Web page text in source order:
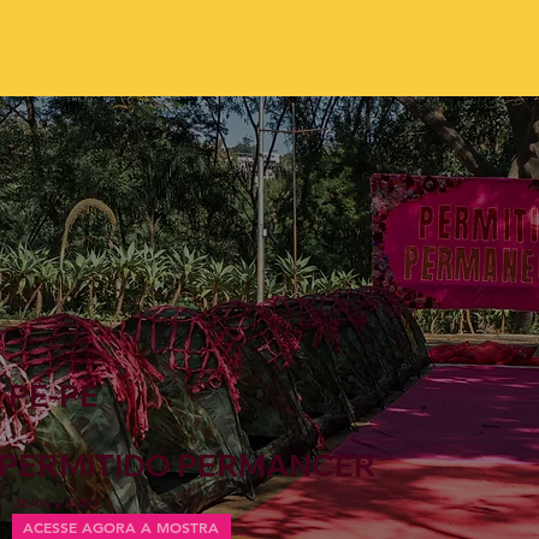
PÊ-PÊ
PERMANCER
25/06 a 31/07
ACESSE AGORA A MOSTRA